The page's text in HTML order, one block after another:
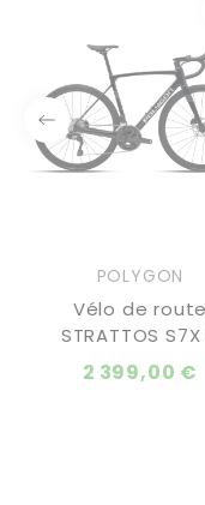
POLYGON
Vélo de route
STRATTOS S7X
2 399,00 €